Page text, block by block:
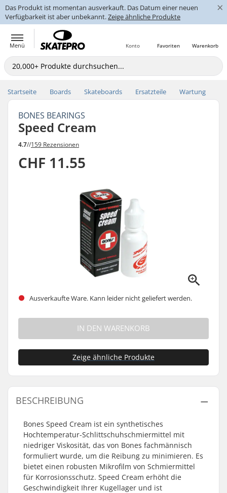
Das Produkt ist momentan ausverkauft. Das Datum einer neuen
Verfügbarkeit ist aber unbekannt.Zeige ähnliche Produkte
×
Menü Warenkorb
Favoriten
Konto
Startseite Boards Skateboards Ersatzteile Wartung
BONES BEARINGS
Speed Cream
4.7//159 Rezensionen
CHF 11.55
Ausverkaufte Ware. Kann leider nicht geliefert werden.
IN DEN WARENKORB
Zeige ähnliche Produkte
BESCHREIBUNG
Bones Speed Cream ist ein synthetisches
Hochtemperatur-Schlittschuhschmiermittel mit
niedriger Viskosität, das von Bones fachmännisch
formuliert wurde, um die Reibung zu minimieren. Es
bietet einen robusten Mikrofilm von Schmiermittel
für Korrosionsschutz. Speed Cream erhöht die
Geschwindigkeit Ihrer Kugellager und ist